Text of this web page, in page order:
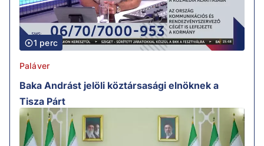
1 perc
Paláver
Baka Andrást jelöli köztársasági elnöknek a
Tisza Párt